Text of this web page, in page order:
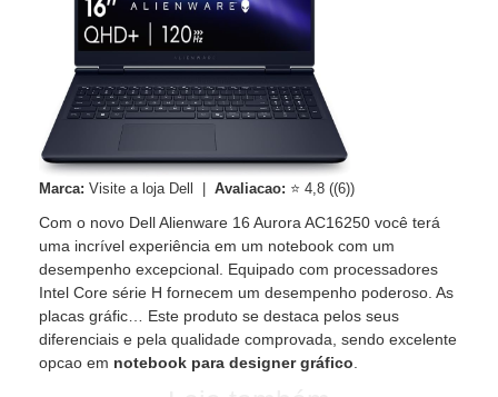
Marca: Visite a loja Dell | Avaliacao: ⭐ 4,8 ((6))
Com o novo Dell Alienware 16 Aurora AC16250 você terá
uma incrível experiência em um notebook com um
desempenho excepcional. Equipado com processadores
Intel Core série H fornecem um desempenho poderoso. As
placas gráfic… Este produto se destaca pelos seus
diferenciais e pela qualidade comprovada, sendo excelente
opcao em notebook para designer gráfico